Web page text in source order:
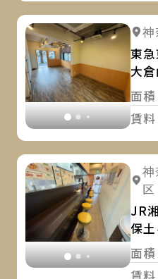
詳
東
大
面積
賃料
詳神
区
JR
保
面積
賃料